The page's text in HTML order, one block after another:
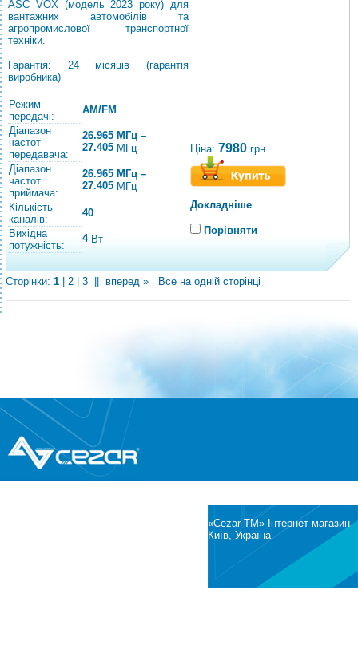
ASC VOX (модель 2023 року) для
вантажних автомобілів та
агропромислової транспортної
техніки.
Гарантія: 24 місяців (гарантія
виробника)
Режим
передачі:
AM/FM
Діапазон
частот
передавача:
26.965 МГц –
27.405 МГц
Діапазон
частот
приймача:
26.965 МГц –
27.405 МГц
Кількість
каналів:
40
Вихідна
потужність:
4Вт
Ціна: 7980 грн.
Докладніше
Порівняти
Сторінки: 1 2 3 вперед » Все на одній сторінці
®
«Cezar TM» Інтернет-магазин
Київ, Україна